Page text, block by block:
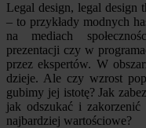
Legal design, legal design
– to przykłady modnych
na mediach
prezentacji czy w
przez ekspertów. W
dzieje. Ale czy wzrost
gubimy jej istotę? Jak
jak odszukać i
najbardziej wartościowe?